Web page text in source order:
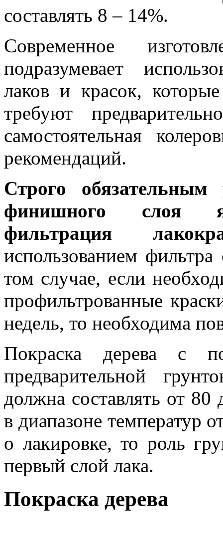
составлять 8 – 14%.
Современное
подразумевает
лаков и красок,
требуют
самостоятельная
рекомендаций.
Строго обязательным
финишного слоя
фильтрация
использованием
том случае, если
профильтрованные
недель, то необходима
Покраска дерева с
предварительной
должна составлять от
в диапазоне температур
о лакировке, то роль
первый слой лака.
Покраска дерева